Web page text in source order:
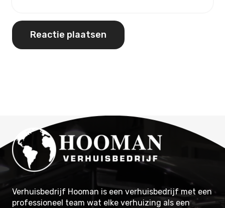
Reactie plaatsen
Verhuisbedrijf Hooman is een verhuisbedrijf met een
professioneel team wat elke verhuizing als een